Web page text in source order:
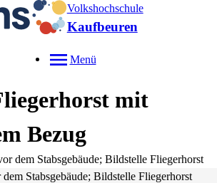
Volkshochschule
Kaufbeuren
Menü
mit
Bezug
Stabsgebäude; Bildstelle Fliegerhorst